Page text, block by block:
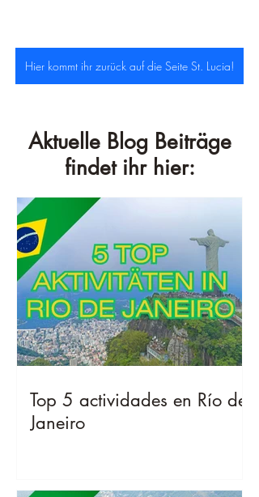
Hier kommt ihr zurück auf die Seite St. Lucia!
Aktuelle Blog Beiträge
findet ihr hier:
Top 5 actividades en Río de
Janeiro